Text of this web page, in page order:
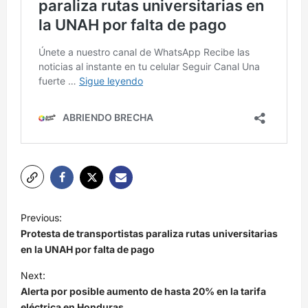
N
a
v
e
g
Previous:
Protesta de transportistas paraliza rutas universitarias
en la UNAH por falta de pago
Next:
Alerta por posible aumento de hasta 20% en la tarifa